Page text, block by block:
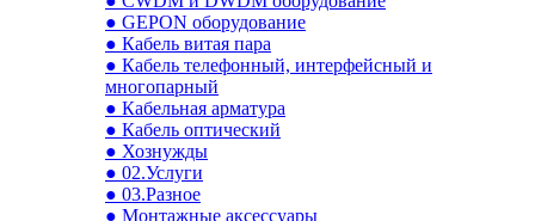
● GEPON оборудование
● Кабель витая пара
● Кабель телефонный, интерфейсный и
многопарный
● Кабельная арматура
● Кабель оптический
● Хознужды
● 02.Услуги
● 03.Разное
● Монтажные аксессуары